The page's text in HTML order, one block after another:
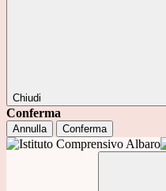
Chiudi
Conferma
Annulla Conferma